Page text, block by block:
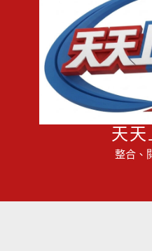
天
整合、